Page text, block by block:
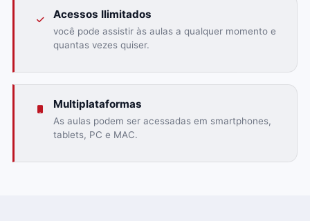
Acessos Ilimitados
você pode assistir às aulas a qualquer momento e
quantas vezes quiser.
Multiplataformas
As aulas podem ser acessadas em smartphones,
tablets, PC e MAC.